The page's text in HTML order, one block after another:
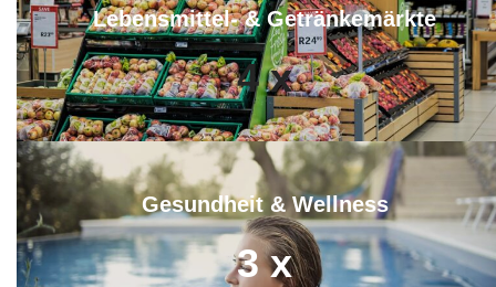
Lebensmittel- & Getränkemärkte
4 x
Gesundheit & Wellness
3 x